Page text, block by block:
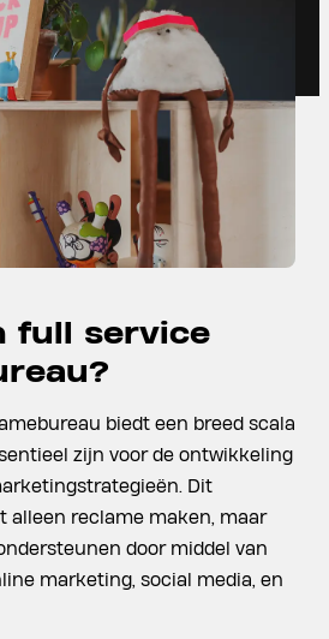
full service
biedt een breed scala
zijn voor de ontwikkeling
Dit
alleen reclame maken, maar
door middel van
marketing, social media, en